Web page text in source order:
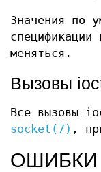
Значения по
меняться.
Вызовы
Все вызовы
socket(7) ,
ОШИБКИ